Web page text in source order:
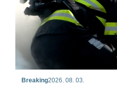
Breaking2026. 08. 03.